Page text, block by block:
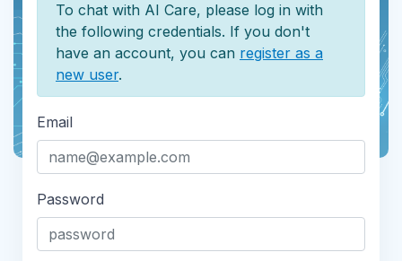
To chat with AI Care, please log in with
the following credentials. If you don't
have an account, you can register as a
new user.
Email
Password